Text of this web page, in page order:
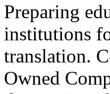
Preparing
institutions
translation.
Owned